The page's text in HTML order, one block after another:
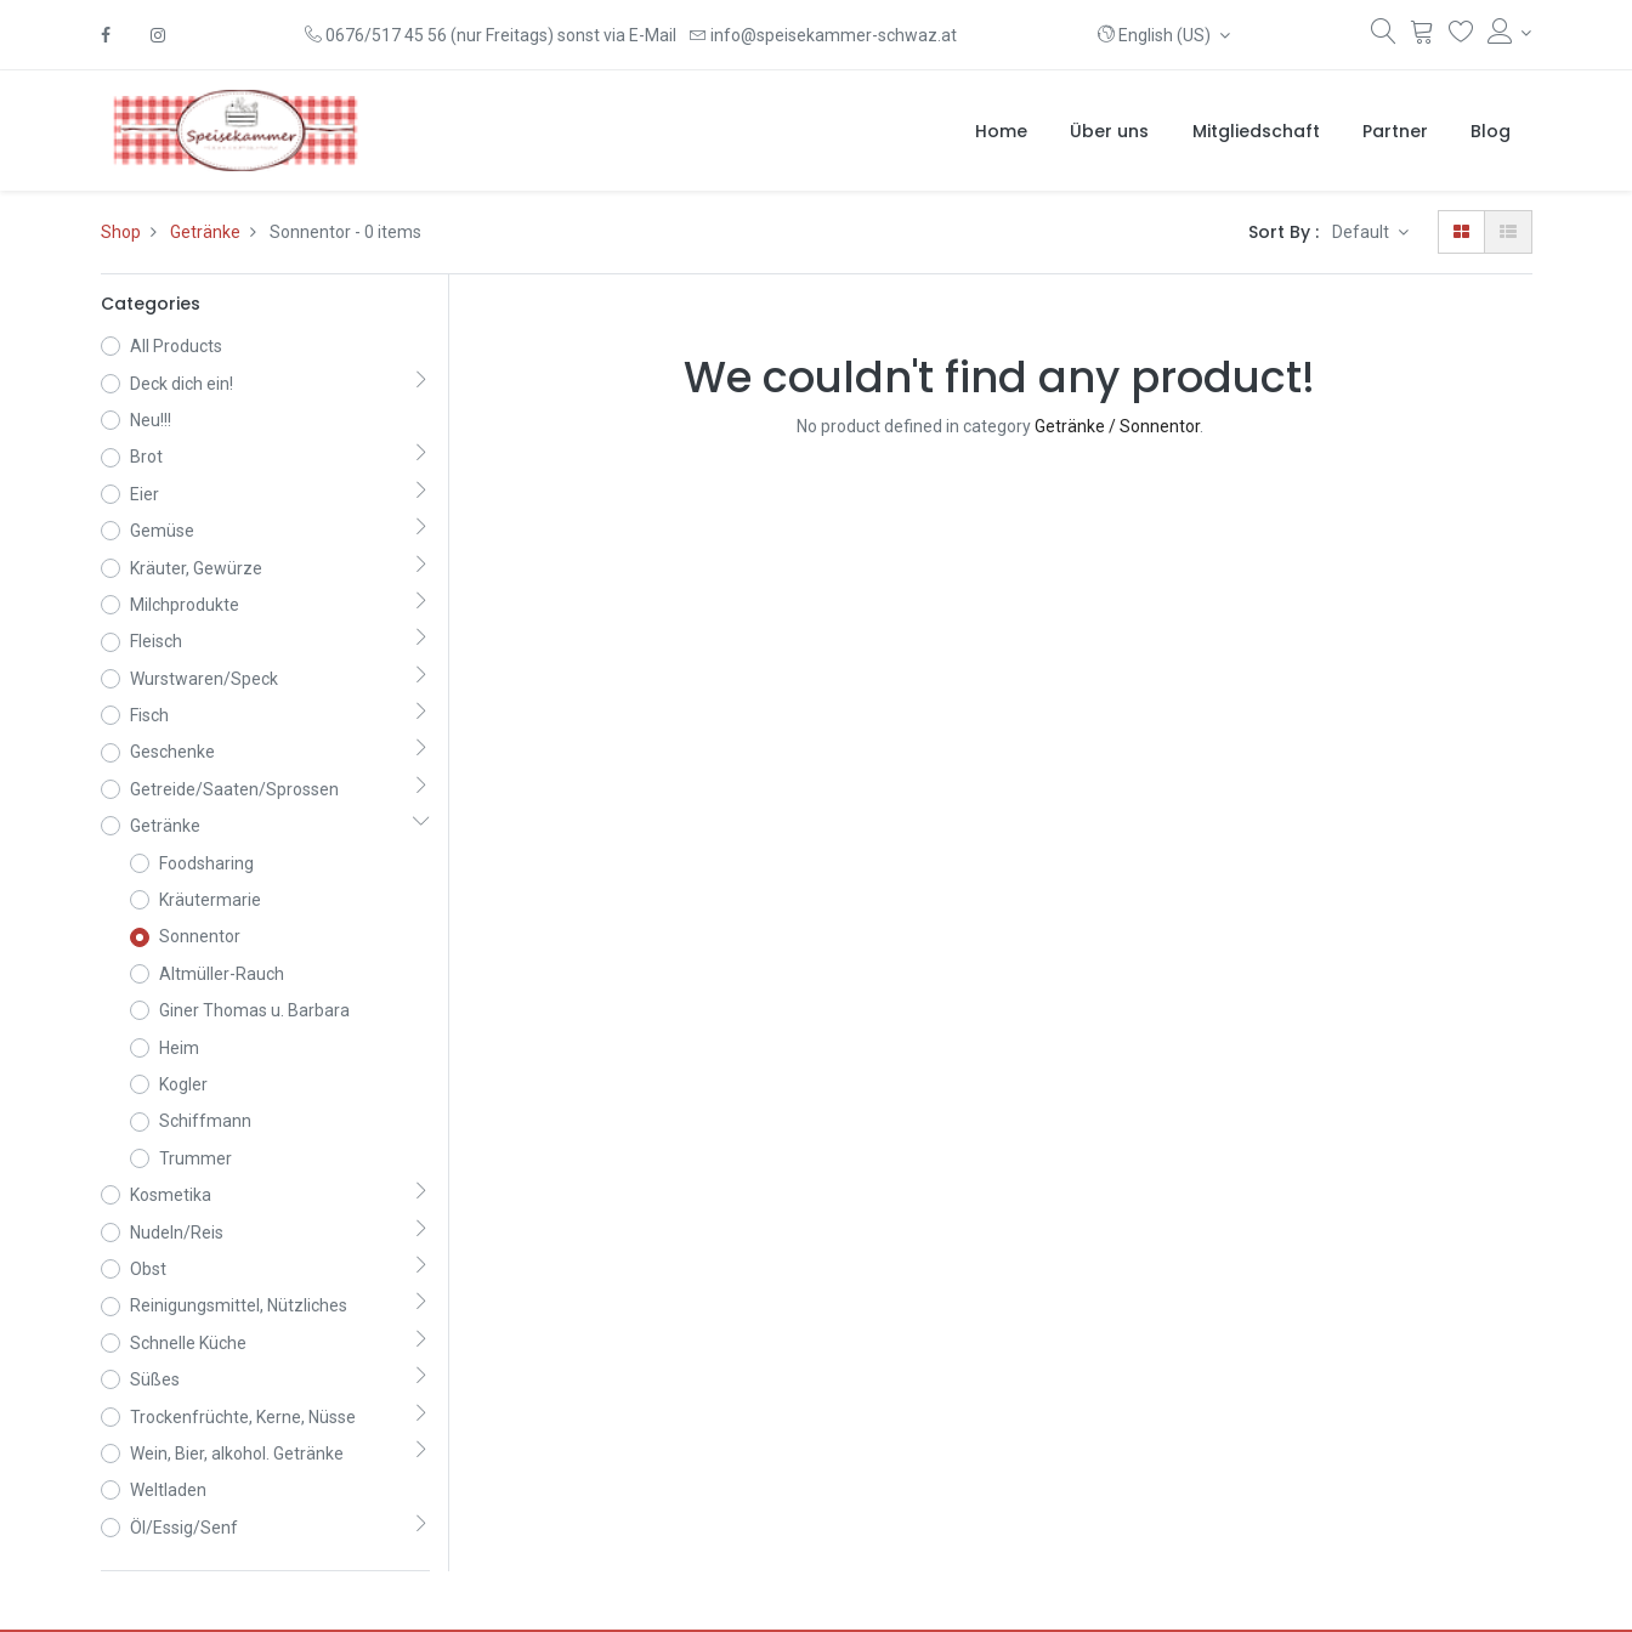
0676/517 45 56 (nur Freitags) sonst via E-Mail info@speisekammer-schwaz.at English (US)
Home Über uns Mitgliedschaft Partner Blog
Shop Getränke Sonnentor- 0 items Sort By : Default
Categories
All Products
Deck dich ein!
Neu!!!
Brot
Eier
Gemüse
Kräuter, Gewürze
Milchprodukte
Fleisch
Wurstwaren/Speck
Fisch
Geschenke
Getreide/Saaten/Sprossen
Getränke
Foodsharing
Kräutermarie
Sonnentor
Altmüller-Rauch
Giner Thomas u. Barbara
Heim
Kogler
Schiffmann
Trummer
Kosmetika
Nudeln/Reis
Obst
Reinigungsmittel, Nützliches
Schnelle Küche
Süßes
Trockenfrüchte, Kerne, Nüsse
Wein, Bier, alkohol. Getränke
Weltladen
Öl/Essig/Senf
We couldn't find any product!
No product defined in categoryGetränke / Sonnentor.